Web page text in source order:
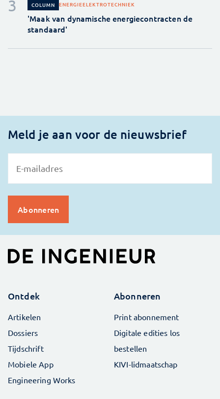
COLUMN ENERGIEELEKTROTECHNIEK
'Maak van dynamische energiecontracten de
standaard'
Meld je aan voor de nieuwsbrief
Ontdek
Artikelen
Dossiers
Tijdschrift
Mobiele App
Engineering Works
Abonneren
Print abonnement
Digitale edities los
bestellen
KIVI-lidmaatschap